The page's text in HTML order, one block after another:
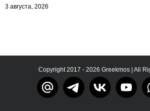
3 августа, 2026
Copyright 2017 - 2026 Greekmos | All
Тelegram